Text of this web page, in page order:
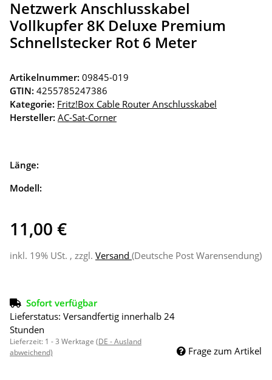
Netzwerk Anschlusskabel
Vollkupfer 8K Deluxe Premium
Schnellstecker Rot 6 Meter
Artikelnummer: 09845-019
GTIN: 4255785247386
Kategorie: Fritz!Box Cable Router Anschlusskabel
Hersteller: AC-Sat-Corner
Länge:
Modell:
11,00 €
inkl. 19% USt. , zzgl. Versand (Deutsche Post Warensendung)
Sofort verfügbar
Lieferstatus: Versandfertig innerhalb 24
Stunden
Lieferzeit: 1 - 3 Werktage (DE - Ausland
abweichend)
Frage zum Artikel